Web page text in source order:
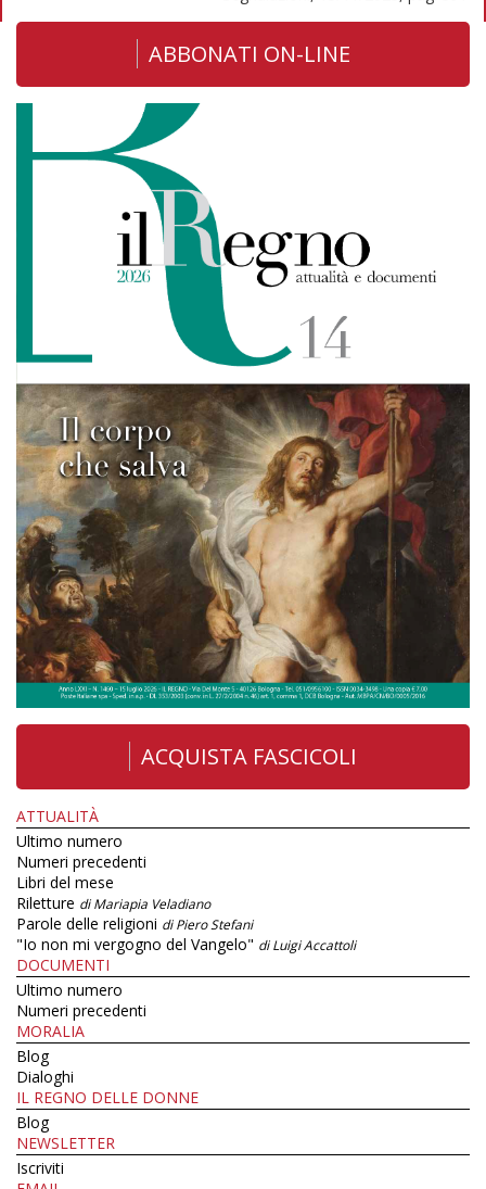
ABBONATI ON-LINE
ACQUISTA FASCICOLI
ATTUALITÀ
Ultimo numero
Numeri precedenti
Libri del mese
Riletture di Mariapia Veladiano
Parole delle religioni di Piero Stefani
"Io non mi vergogno del Vangelo" di Luigi Accattoli
DOCUMENTI
Ultimo numero
Numeri precedenti
MORALIA
Blog
Dialoghi
IL REGNO DELLE DONNE
Blog
NEWSLETTER
Iscriviti